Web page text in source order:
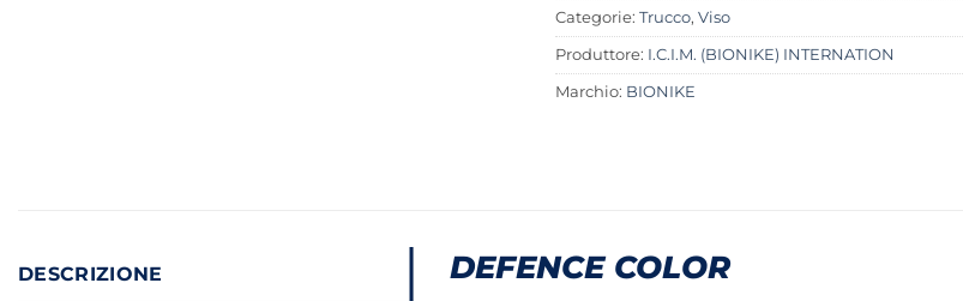
Categorie: Trucco, Viso
Produttore: I.C.I.M. (BIONIKE) INTERNATION
Marchio: BIONIKE
DESCRIZIONE DEFENCE COLOR